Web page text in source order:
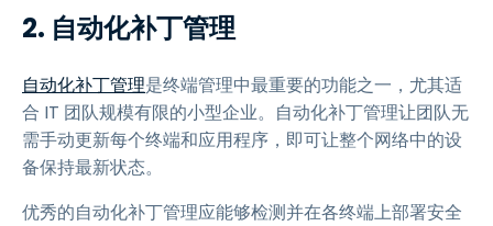
2. 自动化补丁管理
自动化补丁管理是终端管理中最重要的功能之一，尤其适
合 IT 团队规模有限的小型企业。自动化补丁管理让团队无
需手动更新每个终端和应用程序，即可让整个网络中的设
备保持最新状态。
优秀的自动化补丁管理应能够检测并在各终端上部署安全